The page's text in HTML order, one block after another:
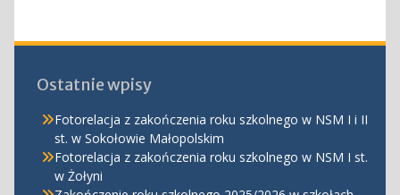
Ostatnie wpisy
Fotorelacja z zakończenia roku szkolnego w NSM I i II
st. w Sokołowie Małopolskim
Fotorelacja z zakończenia roku szkolnego w NSM I st.
w Żołyni